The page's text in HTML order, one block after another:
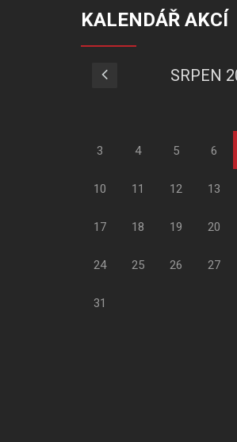
KALENDÁŘ AKCÍ
SRPEN
3 4 5 6
10 11 12 13
17 18 19 20
24 25 26 27
31